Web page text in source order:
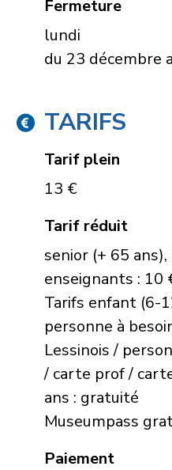
Fermeture
lundi
du 23 décembre
TARIFS
Tarif plein
13 €
Tarif réduit
senior (+ 65
enseignants : 10
Tarifs enfant (6-
personne à
Lessinois /
/ carte prof /
ans : gratuité
Museumpass
Paiement